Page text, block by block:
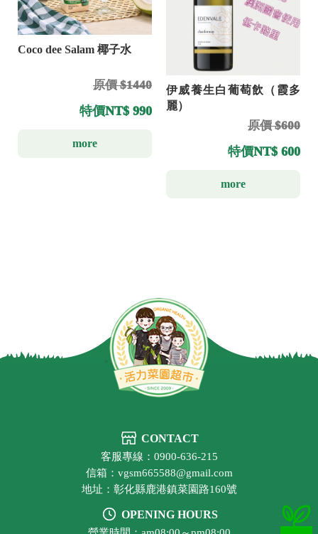
Coco dee Salam 椰子水
原價 $1440
特價NT$ 990
more
伊威養生白葡萄飲（霞多
麗）
原價 $600
特價NT$ 600
more
CONTACT
客服專線：0900-636-215
信箱：vgsm665588@gmail.com
地址：彰化縣鹿港鎮菜園路160號
OPENING HOURS